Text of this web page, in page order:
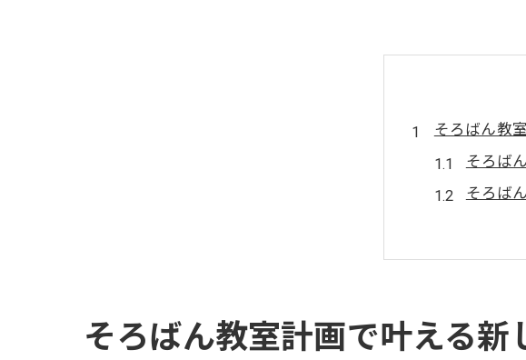
そろばん教
そろば
そろば
子ども
そろば
資格取得を
そろば
そろばん教室計画で叶える新